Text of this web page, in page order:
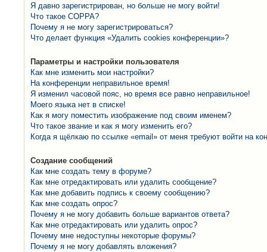
Я давно зарегистрирован, но больше не могу войти!
Что такое COPPA?
Почему я не могу зарегистрироваться?
Что делает функция «Удалить cookies конференции»?
Параметры и настройки пользователя
Как мне изменить мои настройки?
На конференции неправильное время!
Я изменил часовой пояс, но время все равно неправильное!
Моего языка нет в списке!
Как я могу поместить изображение под своим именем?
Что такое звание и как я могу изменить его?
Когда я щёлкаю по ссылке «email» от меня требуют войти на
Создание сообщений
Как мне создать тему в форуме?
Как мне отредактировать или удалить сообщение?
Как мне добавить подпись к своему сообщению?
Как мне создать опрос?
Почему я не могу добавить больше вариантов ответа?
Как мне отредактировать или удалить опрос?
Почему мне недоступны некоторые форумы?
Почему я не могу добавлять вложения?